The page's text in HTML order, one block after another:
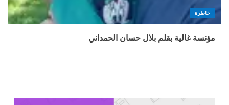
خاطرة
مؤنسة غالية بقلم بلال حسان الحمداني